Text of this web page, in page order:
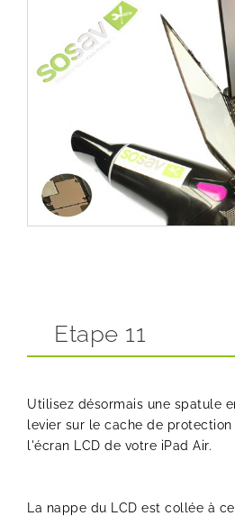
Etape 11
Utilisez désormais une spatule
levier sur le cache de
l'écran LCD de votre iPad Air.
La nappe du LCD est collée à